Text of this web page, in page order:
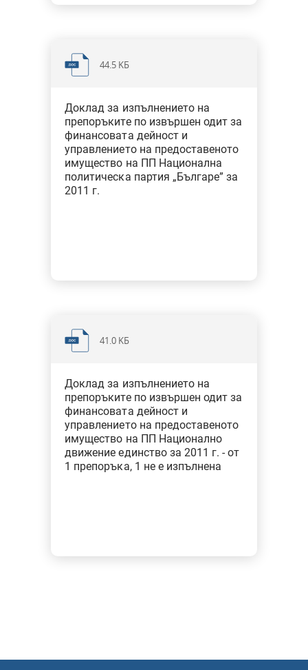
44.5 KБ
Доклад за изпълнението на
препоръките по извършен одит за
финансовата дейност и
управлението на предоставеното
имущество на ПП Национална
политическа партия „Българе” за
2011 г.
41.0 KБ
Доклад за изпълнението на
препоръките по извършен одит за
финансовата дейност и
управлението на предоставеното
имущество на ПП Национално
движение единство за 2011 г. - от
1 препоръка, 1 не е изпълнена